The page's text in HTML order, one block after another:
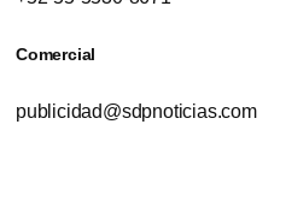
Comercial
publicidad@sdpnoticias.com